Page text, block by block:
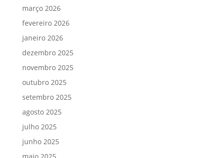
março 2026
fevereiro 2026
janeiro 2026
dezembro 2025
novembro 2025
outubro 2025
setembro 2025
agosto 2025
julho 2025
junho 2025